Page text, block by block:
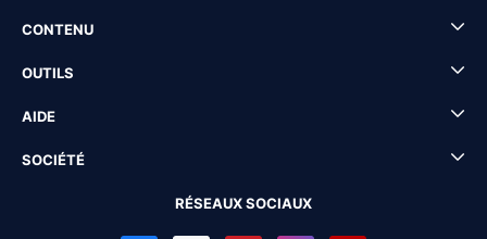
CONTENU
OUTILS
AIDE
SOCIÉTÉ
RÉSEAUX SOCIAUX